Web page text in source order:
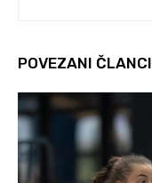
POVEZANI ČLANCI